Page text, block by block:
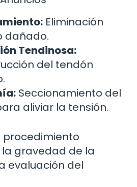
Eliminación
dañado.
Tendinosa:
del tendón
Seccionamiento del
aliviar la tensión.
procedimiento
gravedad de la
evaluación del